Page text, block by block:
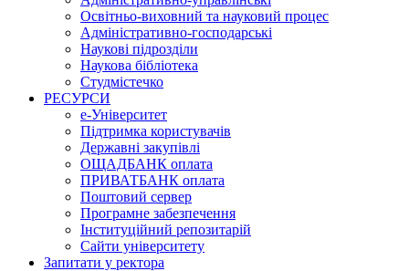
Освітньо-виховний та науковий процес
Адміністративно-господарські
Наукові підрозділи
Наукова бібліотека
Студмістечко
РЕСУРСИ
е-Університет
Підтримка користувачів
Державні закупівлі
ОЩАДБАНК оплата
ПРИВАТБАНК оплата
Поштовий сервер
Програмне забезпечення
Інституційний репозитарій
Сайти університету
Запитати у ректора